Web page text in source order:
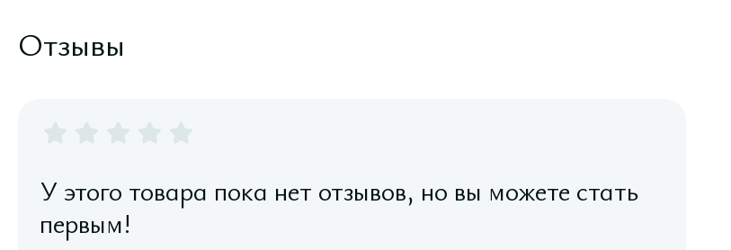
Отзывы
У этого товара пока нет отзывов, но вы можете стать
первым!